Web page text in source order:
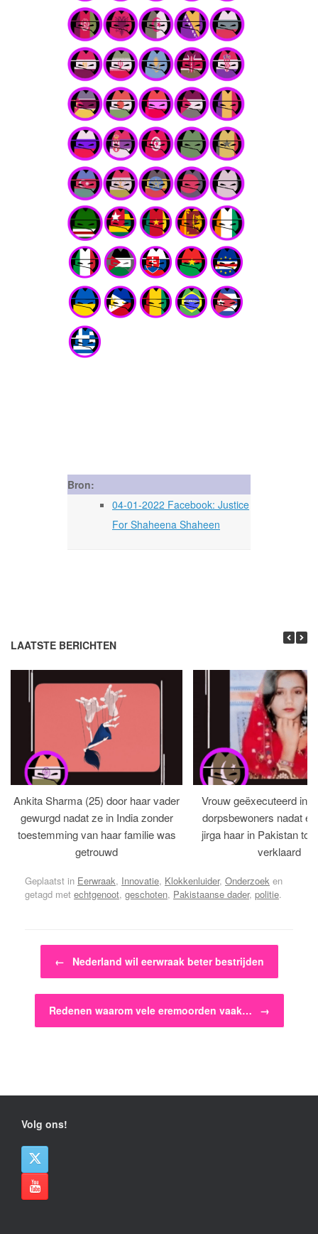
Bron:
04-01-2022 Facebook: Justice
For Shaheena Shaheen
LAATSTE BERICHTEN
Ankita Sharma (25) door haar vader
gewurgd nadat ze in India zonder
toestemming van haar familie was
getrouwd
Vrouw geëxecuteerd in
dorpsbewoners nadat
jirga haar in Pakistan tot
verklaard
Geplaatst in Eerwraak, Innovatie, Klokkenluider, Onderzoek en
getagd met echtgenoot, geschoten, Pakistaanse dader, politie.
Bericht navigatie
← Nederland wil eerwraak beter bestrijden
Redenen waarom vele eremoorden vaak… →
Volg ons!